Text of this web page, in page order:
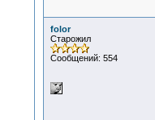
folor
Старожил
Сообщений: 554